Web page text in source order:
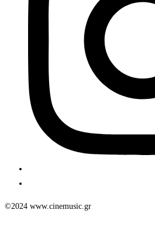
©2024 www.cinemusic.gr